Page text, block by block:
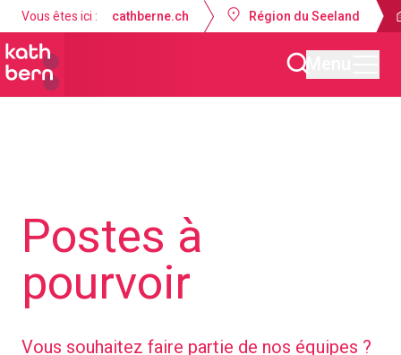
Vous êtes ici : cathberne.ch Région du Seeland
Postes à
pourvoir
Vous souhaitez faire partie de nos équipes ?